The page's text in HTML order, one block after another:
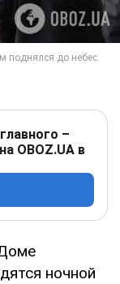
–
OBOZ.UA в
ночной